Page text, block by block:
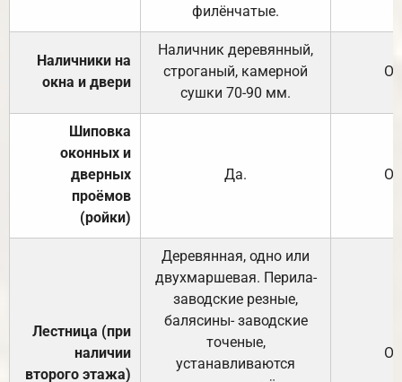
филёнчатые.
Наличники на
окна и двери
Наличник деревянный,
строганый, камерной
сушки 70-90 мм.
Шиповка
оконных и
дверных
проёмов
(ройки)
Да.
Лестница (при
наличии
второго этажа)
Деревянная, одно или
двухмаршевая. Перила-
заводские резные,
балясины- заводские
точеные,
устанавливаются